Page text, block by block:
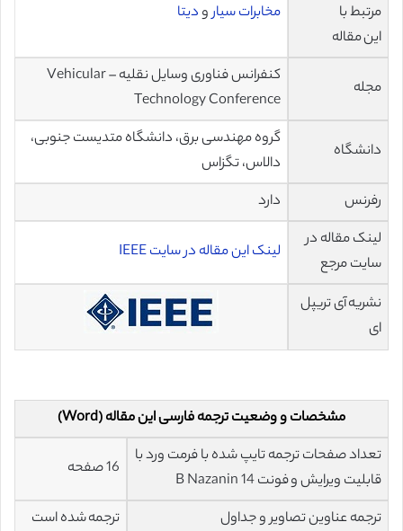
مرتبط با
این مقاله
مخابرات سیارودیتا
مجله
کنفرانس فناوری وسایل نقلیه – Vehicular
Technology Conference
دانشگاه
گروه مهندسی برق، دانشگاه متدیست جنوبی،
دالاس، تگزاس
رفرنس
دارد
لینک مقاله در
سایت مرجع
لینک این مقاله در سایت IEEE
نشریه آی تریپل
ای
مشخصات و وضعیت ترجمه فارسی این مقاله (Word)
تعداد صفحات ترجمه تایپ شده با فرمت ورد با
قابلیت ویرایش و فونت 14 B Nazanin
16 صفحه
ترجمه عناوین تصاویر و جداول
ترجمه شده است